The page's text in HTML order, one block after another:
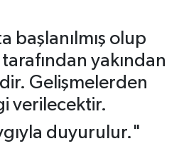
başlanılmış olup
yakından
Gelişmelerden
verilecektir.
duyurulur."